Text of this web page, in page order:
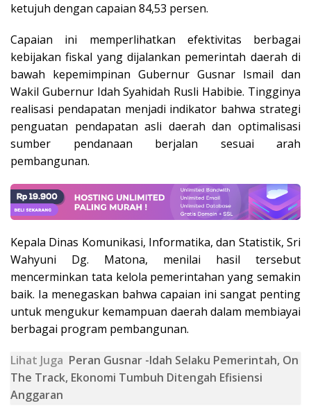
ketujuh dengan capaian 84,53 persen.
Capaian ini memperlihatkan efektivitas berbagai
kebijakan fiskal yang dijalankan pemerintah daerah di
bawah kepemimpinan Gubernur Gusnar Ismail dan
Wakil Gubernur Idah Syahidah Rusli Habibie. Tingginya
realisasi pendapatan menjadi indikator bahwa strategi
penguatan pendapatan asli daerah dan optimalisasi
sumber pendanaan berjalan sesuai arah
pembangunan.
Kepala Dinas Komunikasi, Informatika, dan Statistik, Sri
Wahyuni Dg. Matona, menilai hasil tersebut
mencerminkan tata kelola pemerintahan yang semakin
baik. Ia menegaskan bahwa capaian ini sangat penting
untuk mengukur kemampuan daerah dalam membiayai
berbagai program pembangunan.
Lihat Juga Peran Gusnar -Idah Selaku Pemerintah, On
The Track, Ekonomi Tumbuh Ditengah Efisiensi
Anggaran